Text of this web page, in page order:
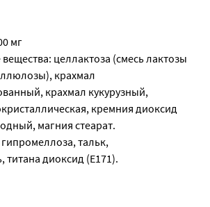
мг
целлактоза (смесь лактозы
крахмал
крахмал кукурузный,
кремния диоксид
магния стеарат.
тальк,
титана диоксид (Е171).